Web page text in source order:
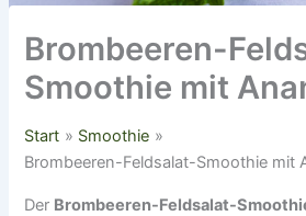
Brombeeren-
Smoothie mit
Start
Smoothie
Brombeeren-Feldsalat-Smoothie mit
Der Brombeeren-Feldsalat-